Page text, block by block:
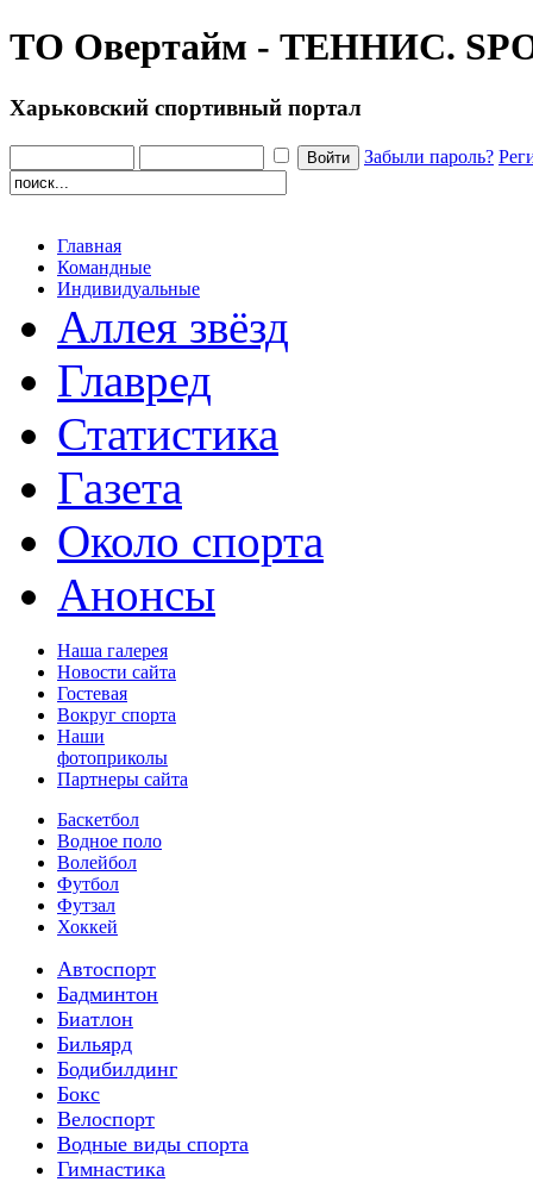
ТО Овертайм - ТЕННИС.
Харьковский спортивный портал
Забыли пароль?
Главная
Командные
Индивидуальные
Аллея звёзд
Главред
Статистика
Газета
Около спорта
Анонсы
Наша галерея
Новости сайта
Гостевая
Вокруг спорта
Наши
фотоприколы
Партнеры сайта
Баскетбол
Водное поло
Волейбол
Футбол
Футзал
Хоккей
Автоспорт
Бадминтон
Биатлон
Бильярд
Бодибилдинг
Бокс
Велоспорт
Водные виды спорта
Гимнастика